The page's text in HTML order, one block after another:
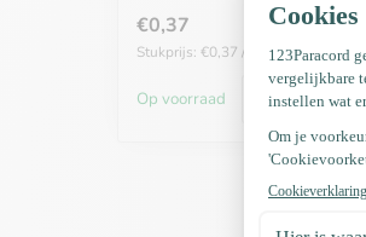
€0,37
Stukprijs: €0,37 / Meter
Op voorraad